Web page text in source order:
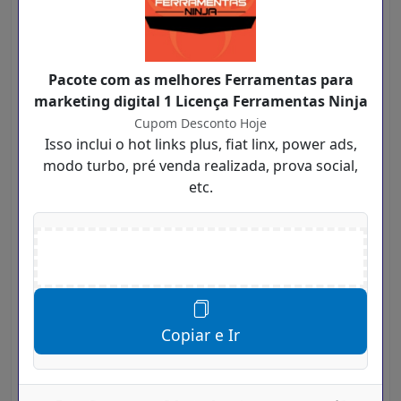
Pacote com as melhores Ferramentas para
marketing digital 1 Licença Ferramentas Ninja
Cupom Desconto Hoje
Isso inclui o hot links plus, fiat linx, power ads,
modo turbo, pré venda realizada, prova social,
etc.
Copiar e Ir
Você vai notar que em cada Cupom ou Oferta
existe uma data de válidade como está:
Confira se a válidade do Cupom está dentro do
prazo
Próximo destas informações você encontra
um botão verde com a informação "Pegar
Cupom" ou "Pegar Desconto" ou "Pegar
Oferta".
Clique neste botão verde
Será mostrado uma nova tela com mais
informações sobre este Cupom.
Também será mostrado umCódigoe um
botão azul com a informação:Copiar e Ir para